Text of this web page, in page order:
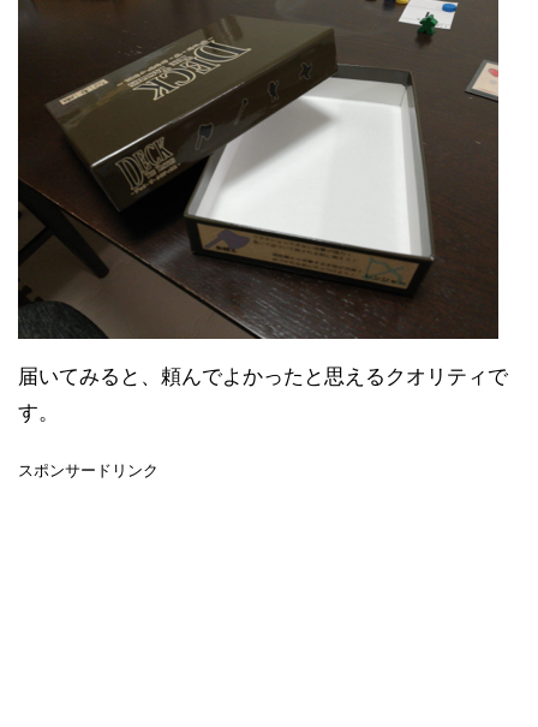
届いてみると、頼んでよかったと思えるクオリティで
す。
スポンサードリンク